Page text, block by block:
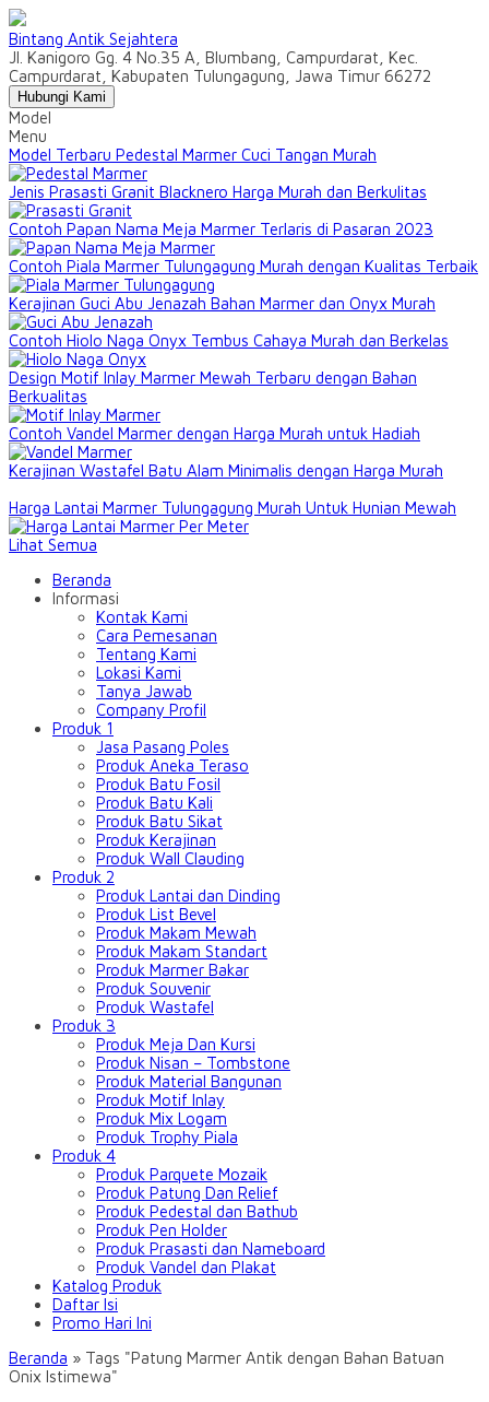
Bintang Antik Sejahtera
Jl. Kanigoro Gg. 4 No.35 A, Blumbang, Campurdarat, Kec.
Campurdarat, Kabupaten Tulungagung, Jawa Timur 66272
Hubungi Kami
Model
Menu
Model Terbaru Pedestal Marmer Cuci Tangan Murah
Jenis Prasasti Granit Blacknero Harga Murah dan Berkulitas
Contoh Papan Nama Meja Marmer Terlaris di Pasaran 2023
Contoh Piala Marmer Tulungagung Murah dengan Kualitas Terbaik
Kerajinan Guci Abu Jenazah Bahan Marmer dan Onyx Murah
Contoh Hiolo Naga Onyx Tembus Cahaya Murah dan Berkelas
Design Motif Inlay Marmer Mewah Terbaru dengan Bahan
Berkualitas
Contoh Vandel Marmer dengan Harga Murah untuk Hadiah
Kerajinan Wastafel Batu Alam Minimalis dengan Harga Murah
Harga Lantai Marmer Tulungagung Murah Untuk Hunian Mewah
Lihat Semua
Beranda
Informasi
Kontak Kami
Cara Pemesanan
Tentang Kami
Lokasi Kami
Tanya Jawab
Company Profil
Produk 1
Jasa Pasang Poles
Produk Aneka Teraso
Produk Batu Fosil
Produk Batu Kali
Produk Batu Sikat
Produk Kerajinan
Produk Wall Clauding
Produk 2
Produk Lantai dan Dinding
Produk List Bevel
Produk Makam Mewah
Produk Makam Standart
Produk Marmer Bakar
Produk Souvenir
Produk Wastafel
Produk 3
Produk Meja Dan Kursi
Produk Nisan – Tombstone
Produk Material Bangunan
Produk Motif Inlay
Produk Mix Logam
Produk Trophy Piala
Produk 4
Produk Parquete Mozaik
Produk Patung Dan Relief
Produk Pedestal dan Bathub
Produk Pen Holder
Produk Prasasti dan Nameboard
Produk Vandel dan Plakat
Katalog Produk
Daftar Isi
Promo Hari Ini
Beranda » Tags "Patung Marmer Antik dengan Bahan Batuan
Onix Istimewa"